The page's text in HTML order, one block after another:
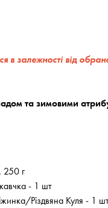
в залежності від
та зимовими
250 г
- 1 шт
Різдвяна Куля - 1